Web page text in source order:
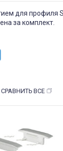
для профиля
за комплект.
СРАВНИТЬ ВСЕ